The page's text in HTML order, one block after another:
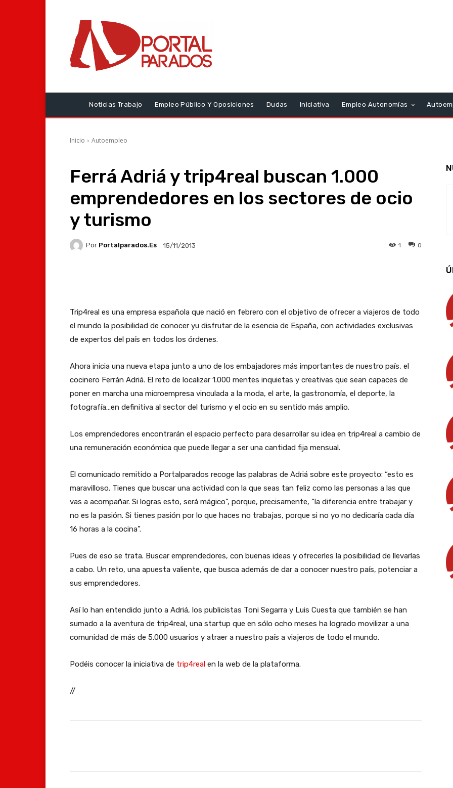
Noticias Trabajo Empleo Público Y Oposiciones Dudas Iniciativa Empleo Autonomías
Inicio Autoempleo
Ferrá Adriá y trip4real buscan 1.000
emprendedores en los sectores de ocio
y turismo
Por Portalparados.es 15/11/2013 0
1
Trip4real es una empresa española que nació en febrero con el objetivo de ofrecer a viajeros de todo
el mundo la posibilidad de conocer yu disfrutar de la esencia de España, con actividades exclusivas
de expertos del país en todos los órdenes.
Ahora inicia una nueva etapa junto a uno de los embajadores más importantes de nuestro país, el
cocinero Ferrán Adriá. El reto de localizar 1.000 mentes inquietas y creativas que sean capaces de
poner en marcha una microempresa vinculada a la moda, el arte, la gastronomía, el deporte, la
fotografía…en definitiva al sector del turismo y el ocio en su sentido más amplio.
Los emprendedores encontrarán el espacio perfecto para desarrollar su idea en trip4real a cambio de
una remuneración económica que puede llegar a ser una cantidad fija mensual.
El comunicado remitido a Portalparados recoge las palabras de Adriá sobre este proyecto: “esto es
maravilloso. Tienes que buscar una actividad con la que seas tan feliz como las personas a las que
vas a acompañar. Si logras esto, será mágico”, porque, precisamente, “la diferencia entre trabajar y
no es la pasión. Si tienes pasión por lo que haces no trabajas, porque si no yo no dedicaría cada día
16 horas a la cocina”.
Pues de eso se trata. Buscar emprendedores, con buenas ideas y ofrecerles la posibilidad de llevarlas
a cabo. Un reto, una apuesta valiente, que busca además de dar a conocer nuestro país, potenciar a
sus emprendedores.
Así lo han entendido junto a Adriá, los publicistas Toni Segarra y Luis Cuesta que también se han
sumado a la aventura de trip4real, una startup que en sólo ocho meses ha logrado movilizar a una
comunidad de más de 5.000 usuarios y atraer a nuestro país a viajeros de todo el mundo.
Podéis conocer la iniciativa de trip4real en la web de la plataforma.
//